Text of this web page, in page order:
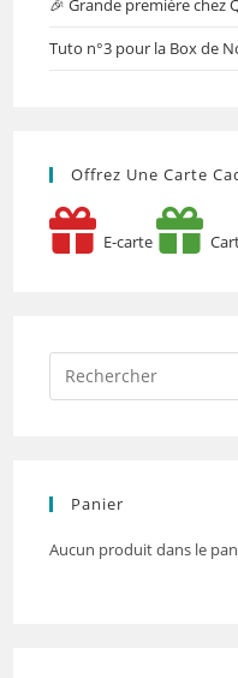
🎉 Grande première chez
Tuto n°3 pour la Box de
Offrez Une Carte
E-carte
Panier
Aucun produit dans le